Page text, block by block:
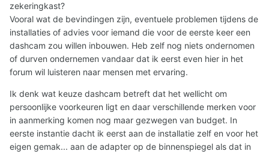
zekeringkast?
Vooral wat de bevindingen zijn, eventuele problemen tijdens de
installaties of advies voor iemand die voor de eerste keer een
dashcam zou willen inbouwen. Heb zelf nog niets ondernomen
of durven ondernemen vandaar dat ik eerst even hier in het
forum wil luisteren naar mensen met ervaring.
Ik denk wat keuze dashcam betreft dat het wellicht om
persoonlijke voorkeuren ligt en daar verschillende merken voor
in aanmerking komen nog maar gezwegen van budget. In
eerste instantie dacht ik eerst aan de installatie zelf en voor het
eigen gemak... aan de adapter op de binnenspiegel als dat in